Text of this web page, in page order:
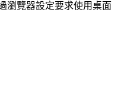
瀏覽器設定要求使用桌面